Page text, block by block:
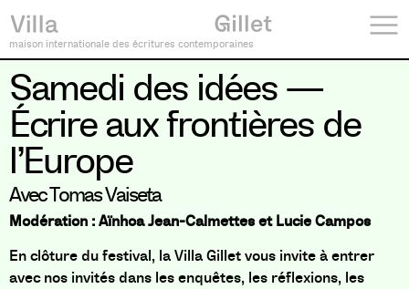
maison internationale des écritures contemporaines
Samedi des idées —
Écrire aux frontières de
l’Europe
Avec Tomas Vaiseta
Modération :Aïnhoa Jean-Calmettes et Lucie Campos
En clôture du festival, la Villa Gillet vous invite à entrer
avec nos invités dans les enquêtes, les réflexions, les